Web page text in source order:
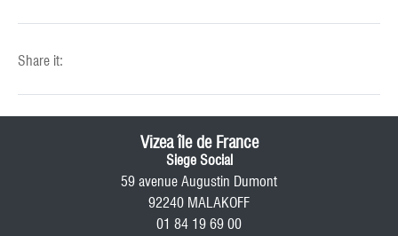
Share it:
Vizea île de France
Siege Social
59 avenue Augustin Dumont
92240 MALAKOFF
01 84 19 69 00